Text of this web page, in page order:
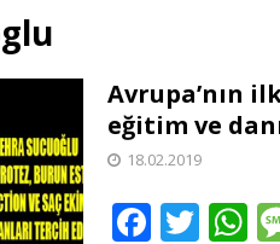
Avrupa’nın
eğitim ve
18.02.2019
F T